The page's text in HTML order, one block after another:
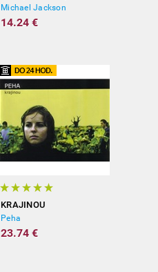
Michael Jackson
14.24 €
KRAJINOU
Peha
23.74 €